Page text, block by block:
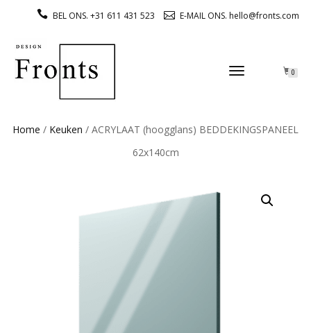
BEL ONS. +31 611 431 523 E-MAIL ONS. hello@fronts.com
TOGGLE
0
Home / Keuken / ACRYLAAT (hoogglans) BEDDEKINGSPANEEL
62x140cm